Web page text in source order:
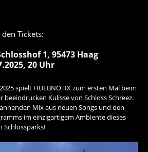
Tickets:
1, 95473 Haag
20 Uhr
spielt HUEBNOTIX zum ersten Mal beim
beeindrucken Kulisse von Schloss Schreez.
Mix aus neuen Songs und den
im einzigartigem Ambiente dieses